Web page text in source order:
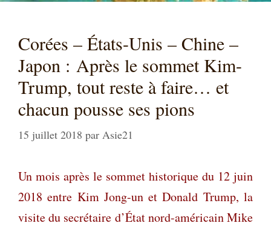
Corées – États-Unis – Chine –
Japon : Après le sommet Kim-
Trump, tout reste à faire… et
chacun pousse ses pions
15 juillet 2018 par Asie21
Un mois après le sommet historique du 12 juin
2018 entre Kim Jong-un et Donald Trump, la
visite du secrétaire d’État nord-américain Mike